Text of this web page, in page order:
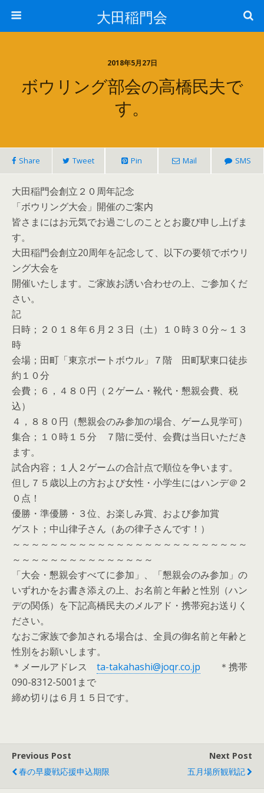
大田稲門会
2018年5月27日
ボウリング部会の高橋民夫で
す。
Share Tweet Pin Mail SMS
大田稲門会創立２０周年記念
「ボウリング大会」開催のご案内
皆さまにはお元気でお過ごしのこととお慶び申し上げま
す。
大田稲門会創立20周年を記念して、以下の要領でボウリ
ング大会を
開催いたします。ご家族お誘い合わせの上、ご参加くだ
さい。
記
日時；２０１８年６月２３日（土）１０時３０分～１３
時
会場；田町「東京ポートボウル」７階 田町駅東口徒歩
約１０分
会費；６，４８０円（２ゲーム・靴代・懇親会費、税
込）
４，８８０円（懇親会のみ参加の場合、ゲーム見学可）
集合；１０時１５分 ７階に受付、会費は当日いただき
ます。
試合内容；１人２ゲームの合計点で順位を争います。
但し７５歳以上の方および女性・小学生にはハンデ＠２
０点！
優勝・準優勝・３位、お楽しみ賞、および参加賞
ゲスト；中山律子さん（あの律子さんです！）
～～～～～～～～～～～～～～～～～～～～～～～～～
～～～～～～～～～～～～～～～
「大会・懇親会すべてに参加」、「懇親会のみ参加」の
いずれかをお書き添えの上、お名前と年齢と性別（ハン
デの関係）を下記高橋民夫のメルアド・携帯宛お送りく
ださい。
なおご家族で参加される場合は、全員の御名前と年齢と
性別をお願いします。
＊メールアドレス ta-takahashi@joqr.co.jp ＊携帯
090-8312-5001まで
締め切りは６月１５日です。
Previous Post
春の早慶戦応援申込期限
Next Post
五月場所観戦記